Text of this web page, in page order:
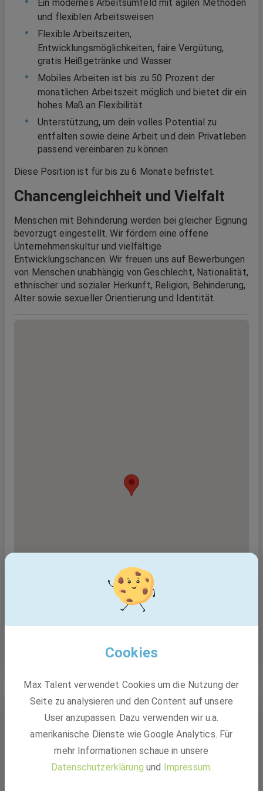
Ein modernes Arbeitsumfeld mit agilen Methoden
und flexiblen Arbeitsweisen
Flexible Arbeitszeiten,
Entwicklungsmöglichkeiten, faire Vergütung,
gratis Heißgetränke und Wasser
Mobiles Arbeiten ist bis zu 50 Prozent der
monatlichen Arbeitszeit möglich und bietet dir ein
hohes Maß an Flexibilität
Unterstützung, um dein volles Potential zu
entfalten sowie deine Arbeit und dein Privatleben
passend vereinbaren zu können
Diese Position ist für bis zu 6 Monate befristet.
Chancengleichheit und Vielfalt
Menschen mit Behinderung werden bei gleicher Eignung
bevorzugt eingestellt. Wir fördern eine offene
Unternehmenskultur und vielfältige
Entwicklungschancen. Wir freuen uns auf Bewerbungen
von Menschen unabhängig von Geschlecht, Nationalität,
ethnischer und sozialer Herkunft, Religion, Behinderung,
Alter sowie sexueller Orientierung und Identität.
Über das Unternehmen
Ergo Group AG
37.000Mitarbeiter
Cookies
Max Talent verwendet Cookies um die Nutzung der
Seite zu analysieren und den Content auf unsere
User anzupassen. Dazu verwenden wir u.a.
amerikanische Dienste wie Google Analytics. Für
mehr Informationen schaue in unsere
Datenschutzerklärung und Impressum.